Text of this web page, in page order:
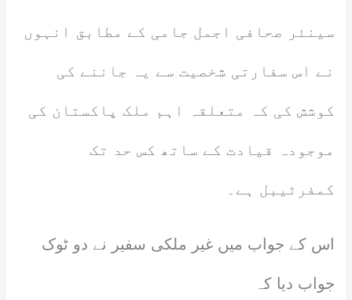
سینئر صحافی اجمل جامی کے مطابق انہوں
نے اس سفارتی شخصیت سے یہ جاننے کی
کوشش کی کہ متعلقہ اہم ملک پاکستان کی
موجودہ قیادت کے ساتھ کس حد تک
کمفرٹیبل ہے۔
اس کے جواب میں غیر ملکی سفیر نے دو ٹوک
جواب دیا کہ